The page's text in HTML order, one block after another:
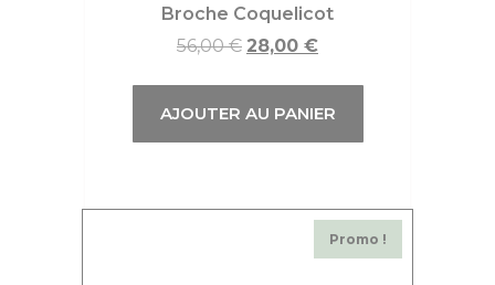
Broche Coquelicot
56,00€ 28,00 €
AJOUTER AU PANIER
Promo !